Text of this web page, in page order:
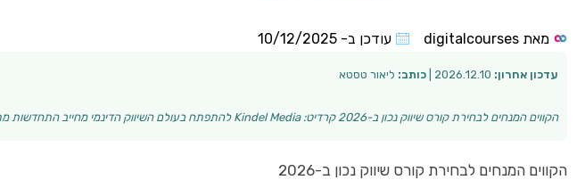
מאת עודכן ב- 10/12/2025
עדכון אחרון: כותב: ליאור טסטא
הקווים המנחים לבחירת קורס שיווק נכון ב-2026 קרדיט: Kindel Media להתפתח בעולם השיווק הדינמי מחייב התחדשות מתמדת ולמידה מתקדמת. אם אתם מחפשים קורס שיווק…
הקווים המנחים לבחירת קורס שיווק נכון ב-2026